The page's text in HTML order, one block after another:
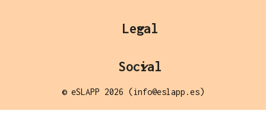
Legal
Social
© eSLAPP 2026 (info@eslapp.es)